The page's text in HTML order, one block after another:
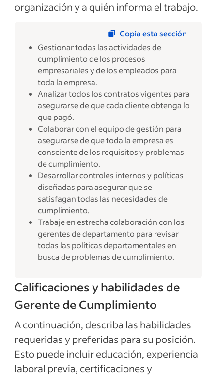
organización y a quién informa el trabajo.
Copia esta sección
Gestionar todas las actividades de
cumplimiento de los procesos
empresariales y de los empleados para
toda la empresa.
Analizar todos los contratos vigentes para
asegurarse de que cada cliente obtenga lo
que pagó.
Colaborar con el equipo de gestión para
asegurarse de que toda la empresa es
consciente de los requisitos y problemas
de cumplimiento.
Desarrollar controles internos y políticas
diseñadas para asegurar que se
satisfagan todas las necesidades de
cumplimiento.
Trabaje en estrecha colaboración con los
gerentes de departamento para revisar
todas las políticas departamentales en
busca de problemas de cumplimiento.
Calificaciones y habilidades de
Gerente de Cumplimiento
A continuación, describa las habilidades
requeridas y preferidas para su posición.
Esto puede incluir educación, experiencia
laboral previa, certificaciones y